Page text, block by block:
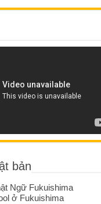
bản
Ngữ Fukuishima
ở Fukuishima